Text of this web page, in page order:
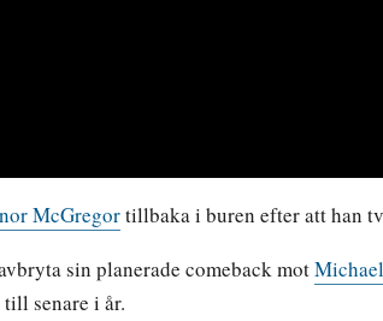
McGregortillbaka i buren efter att han
sin planerade comeback mot
senare i år.